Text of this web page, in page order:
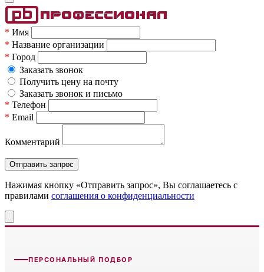
* Имя
* Название организации
* Город
Заказать звонок
Получить цену на почту
Заказать звонок и письмо
* Телефон
* Email
Комментарий
Нажимая кнопку «Отправить запрос», Вы соглашаетесь c
правилами соглашения о конфиденциальности
ПЕРСОНАЛЬНЫЙ ПОДБОР